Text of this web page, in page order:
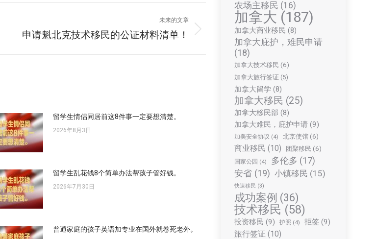
未来的文章
申请魁北克技术移民的公证材料清单！
留学生情侣同居前这8件事一定要想清楚。
2026年8月3日
留学生乱花钱8个简单办法帮孩子管好钱。
2026年7月30日
普通家庭的孩子英语加专业在国外就卷死老外。
农场主移民 (16)
加拿大 (187)
加拿大商业移民 (8)
加拿大庇护，难民申请
(18)
加拿大技术移民 (6)
加拿大旅行签证 (5)
加拿大留学 (8)
加拿大移民 (25)
加拿大移民部 (8)
加拿大难民，庇护申请 (9)
加美安全协议 (4) 北京使馆 (6)
商业移民 (10) 团聚移民 (6)
国家公园 (4) 多伦多 (17)
安省 (19) 小镇移民 (15)
快速移民 (3)
成功案例 (36)
技术移民 (58)
投资移民 (9) 护照 (4) 拒签 (9)
旅行签证 (10)